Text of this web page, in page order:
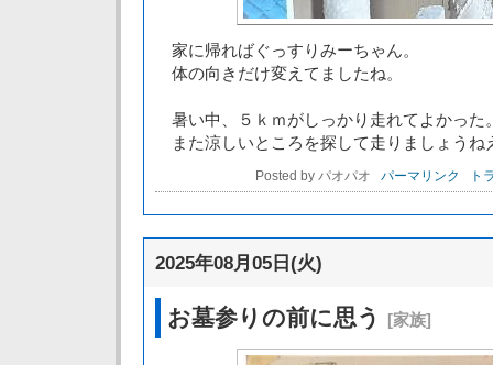
家に帰ればぐっすりみーちゃん。
体の向きだけ変えてましたね。
暑い中、５ｋｍがしっかり走れてよかった
また涼しいところを探して走りましょうね
Posted by パオパオ パーマリンク ト
2025年08月05日(火)
お墓参りの前に思う [家族]